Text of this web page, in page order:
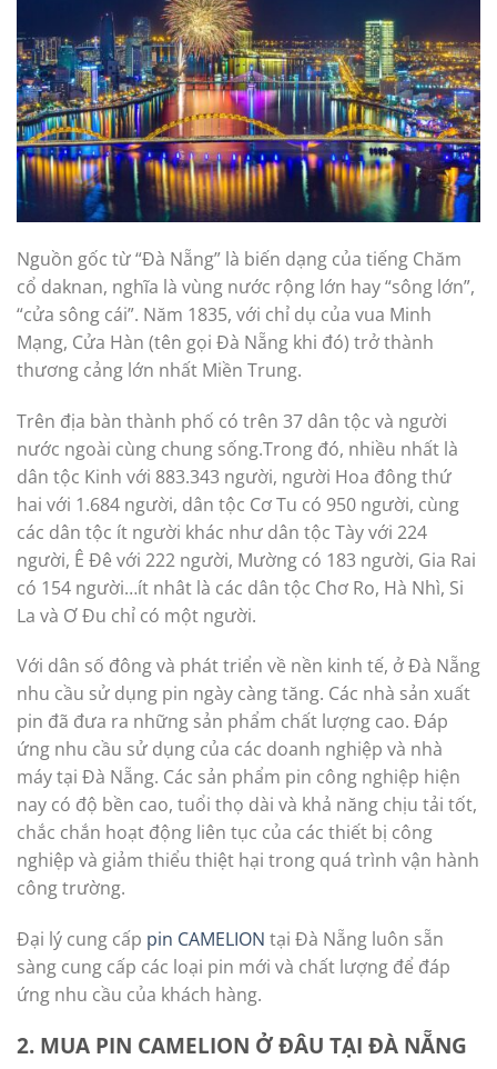
Nguồn gốc từ “Đà Nẵng” là biến dạng của tiếng Chăm
cổ daknan, nghĩa là vùng nước rộng lớn hay “sông lớn”,
“cửa sông cái”. Năm 1835, với chỉ dụ của vua Minh
Mạng, Cửa Hàn (tên gọi Đà Nẵng khi đó) trở thành
thương cảng lớn nhất Miền Trung.
Trên địa bàn thành phố có trên 37 dân tộc và người
nước ngoài cùng chung sống.Trong đó, nhiều nhất là
dân tộc Kinh với 883.343 người, người Hoa đông thứ
hai với 1.684 người, dân tộc Cơ Tu có 950 người, cùng
các dân tộc ít người khác như dân tộc Tày với 224
người, Ê Đê với 222 người, Mường có 183 người, Gia Rai
có 154 người…ít nhât là các dân tộc Chơ Ro, Hà Nhì, Si
La và Ơ Đu chỉ có một người.
Với dân số đông và phát triển về nền kinh tế, ở Đà Nẵng
nhu cầu sử dụng pin ngày càng tăng. Các nhà sản xuất
pin đã đưa ra những sản phẩm chất lượng cao. Đáp
ứng nhu cầu sử dụng của các doanh nghiệp và nhà
máy tại Đà Nẵng. Các sản phẩm pin công nghiệp hiện
nay có độ bền cao, tuổi thọ dài và khả năng chịu tải tốt,
chắc chắn hoạt động liên tục của các thiết bị công
nghiệp và giảm thiểu thiệt hại trong quá trình vận hành
công trường.
Đại lý cung cấp pin CAMELION tại Đà Nẵng luôn sẵn
sàng cung cấp các loại pin mới và chất lượng để đáp
ứng nhu cầu của khách hàng.
2. MUA PIN CAMELION Ở ĐÂU TẠI ĐÀ NẴNG